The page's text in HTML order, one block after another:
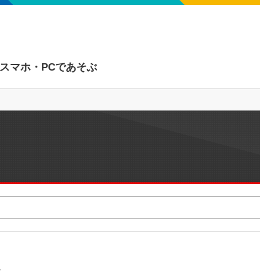
スマホ・PCであそぶ